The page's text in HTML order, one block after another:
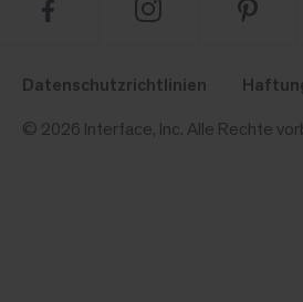
Datenschutzrichtlinien
© 2026 Interface, Inc. Alle Rechte